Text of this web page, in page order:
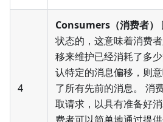
4
Consumers（消费者）
状态的，这意味着消费
移来维护已经消耗了多
认特定的消息偏移，则
了所有先前的消息。 消
取请求，以具有准备好